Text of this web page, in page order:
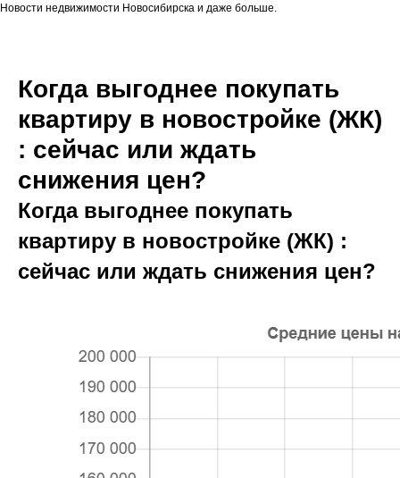
Новости недвижимости Новосибирска и даже больше.
Когда выгоднее покупать
квартиру в новостройке (ЖК)
: сейчас или ждать
снижения цен?
Когда выгоднее покупать
квартиру в новостройке (ЖК) :
сейчас или ждать снижения цен?